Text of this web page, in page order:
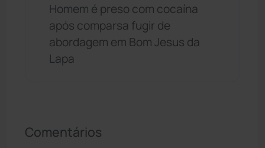
Homem é preso com cocaína
após comparsa fugir de
abordagem em Bom Jesus da
Lapa
Comentários